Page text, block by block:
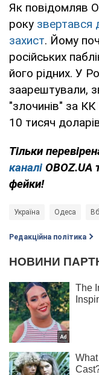
Як повідомляв
року звертався
захист. Йому
російських
його рідних. У
заарештували,
"злочинів" за
10 тисяч
Тільки
каналі OBOZ.UA
фейки!
Україна Одеса
Редакційна політика